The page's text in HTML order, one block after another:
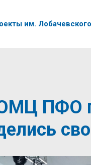
им. Лобачевского
ПФО